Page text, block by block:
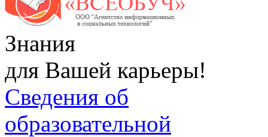
Знания
для Вашей карьеры!
Сведения об
образовательной